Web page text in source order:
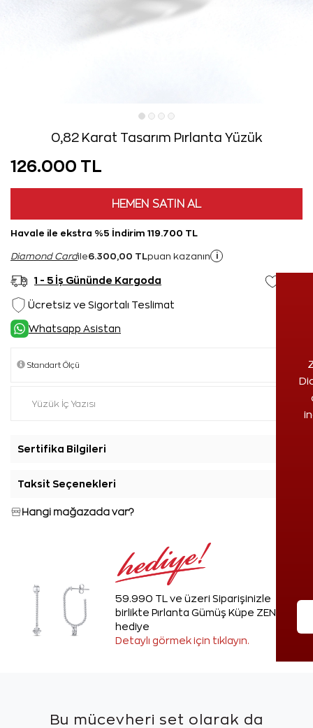
0,82 Karat Tasarım Pırlanta Yüzük
126.000 TL
HEMEN SATIN AL
Havale ile ekstra %5 İndirim 119.700 TL
Diamond Cardile6.300,00 TL puan kazanın i
1 - 5 İş Gününde Kargoda
Ücretsiz ve Sigortalı Teslimat
Whatsapp Asistan
Sertifika Bilgileri
Taksit Seçenekleri
Hangi mağazada var?
59.990 TL ve üzeri Siparişinizle
birlikte Pırlanta Gümüş Küpe ZEN'den
hediye
Detaylı görmek için tıklayın.
Bu mücevheri set olarak da